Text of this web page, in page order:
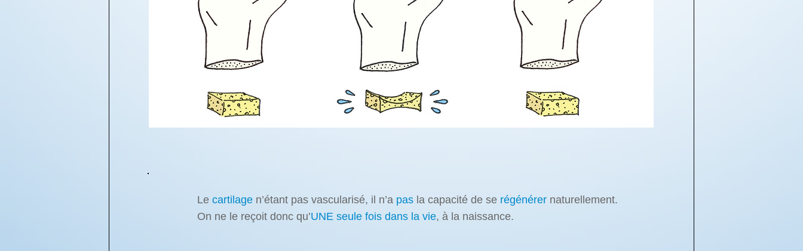
Le cartilage n’étant pas vascularisé, il n’a pas la capacité de se régénérer naturellement.
On ne le reçoit donc qu’UNE seule fois dans la vie, à la naissance.